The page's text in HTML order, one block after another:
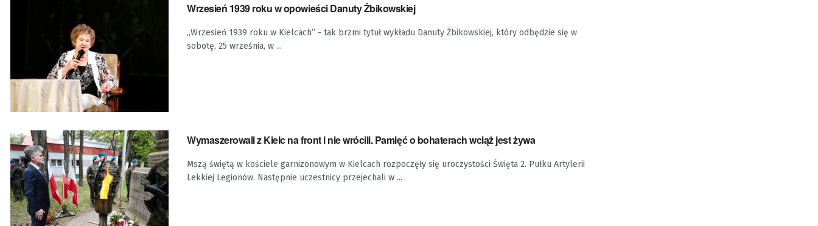
Wrzesień 1939 roku w opowieści Danuty Żbikowskiej
„Wrzesień 1939 roku w Kielcach” - tak brzmi tytuł wykładu Danuty Żbikowskiej, który odbędzie się w
sobotę, 25 września, w ...
Wymaszerowali z Kielc na front i nie wrócili. Pamięć o bohaterach wciąż jest żywa
Mszą świętą w kościele garnizonowym w Kielcach rozpoczęły się uroczystości Święta 2. Pułku Artylerii
Lekkiej Legionów. Następnie uczestnicy przejechali w ...